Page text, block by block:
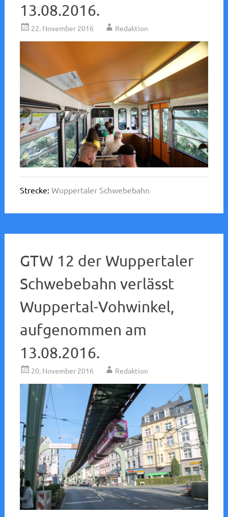
13.08.2016.
22. November 2016 Redaktion
Strecke: Wuppertaler Schwebebahn
GTW 12 der Wuppertaler
Schwebebahn verlässt
Wuppertal-Vohwinkel,
aufgenommen am
13.08.2016.
20. November 2016 Redaktion